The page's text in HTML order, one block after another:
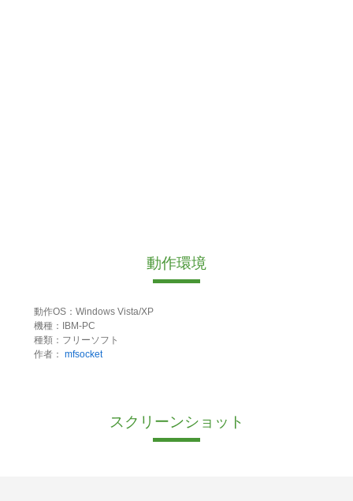
動作環境
動作OS：Windows Vista/XP
機種：IBM-PC
種類：フリーソフト
作者： mfsocket
スクリーンショット